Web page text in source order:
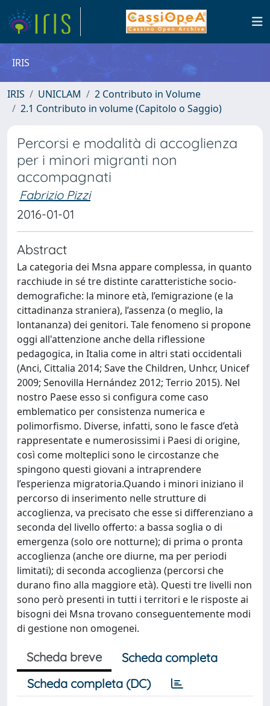
IRIS
IRIS UNICLAM
2 Contributo in Volume
2.1 Contributo in volume (Capitolo o Saggio)
Percorsi e modalità di accoglienza
per i minori migranti non
accompagnati
Fabrizio Pizzi
2016-01-01
Abstract
La categoria dei Msna appare complessa, in quanto
racchiude in sé tre distinte caratteristiche socio-
demografiche: la minore età, l’emigrazione (e la
cittadinanza straniera), l’assenza (o meglio, la
lontananza) dei genitori. Tale fenomeno si propone
oggi all'attenzione anche della riflessione
pedagogica, in Italia come in altri stati occidentali
(Anci, Cittalia 2014; Save the Children, Unhcr, Unicef
2009; Senovilla Hernández 2012; Terrio 2015). Nel
nostro Paese esso si configura come caso
emblematico per consistenza numerica e
polimorfismo. Diverse, infatti, sono le fasce d’età
rappresentate e numerosissimi i Paesi di origine,
così come molteplici sono le circostanze che
spingono questi giovani a intraprendere
l’esperienza migratoria.Quando i minori iniziano il
percorso di inserimento nelle strutture di
accoglienza, va precisato che esse si differenziano a
seconda del livello offerto: a bassa soglia o di
emergenza (solo ore notturne); di prima o pronta
accoglienza (anche ore diurne, ma per periodi
limitati); di seconda accoglienza (percorsi che
durano fino alla maggiore età). Questi tre livelli non
sono però presenti in tutti i territori e le risposte ai
bisogni dei Msna trovano conseguentemente modi
di gestione non omogenei.
Scheda breve
Scheda completa
Scheda completa (DC)